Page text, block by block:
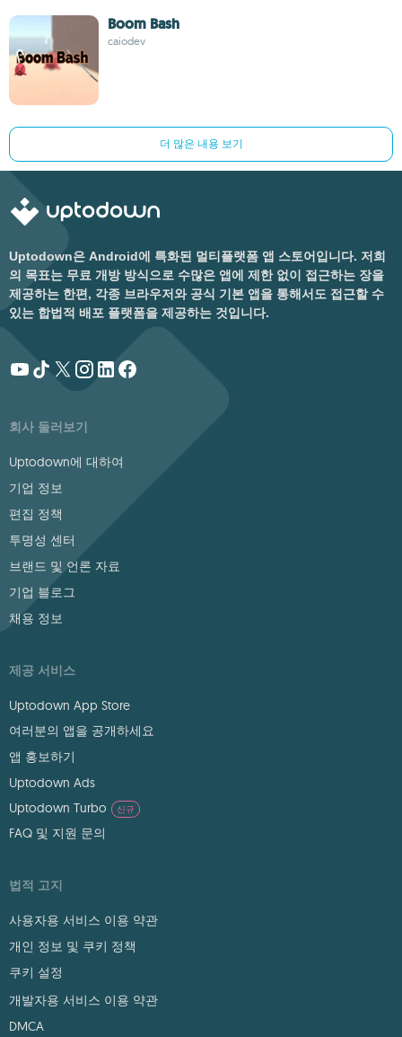
Boom Bash
caiodev
더 많은 내용 보기
Uptodown은 Android에 특화된 멀티플랫폼 앱 스토어입니다. 저희
의 목표는 무료 개방 방식으로 수많은 앱에 제한 없이 접근하는 장을
제공하는 한편, 각종 브라우저와 공식 기본 앱을 통해서도 접근할 수
있는 합법적 배포 플랫폼을 제공하는 것입니다.
회사 둘러보기
Uptodown에 대하여
기업 정보
편집 정책
투명성 센터
브랜드 및 언론 자료
기업 블로그
채용 정보
제공 서비스
Uptodown App Store
여러분의 앱을 공개하세요
앱 홍보하기
Uptodown Ads
Uptodown Turbo
신규
FAQ 및 지원 문의
법적 고지
사용자용 서비스 이용 약관
개인 정보 및 쿠키 정책
쿠키 설정
개발자용 서비스 이용 약관
DMCA